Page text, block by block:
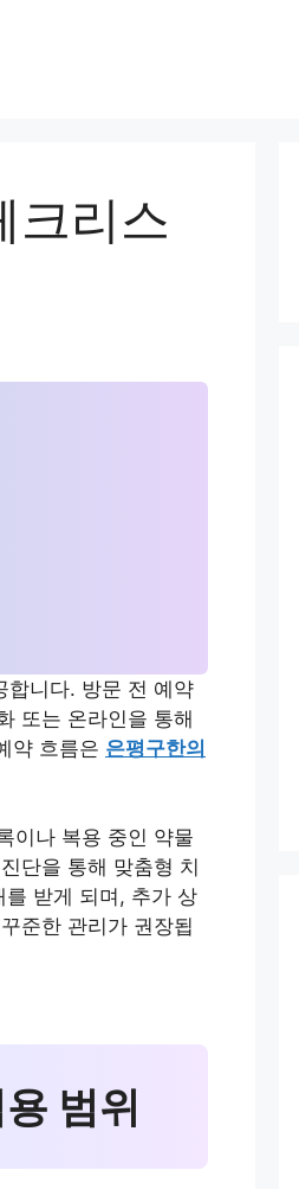
크리스
합니다. 방문 전 예약
또는 온라인을 통해
약 흐름은 은평구한의
이나 복용 중인 약물
단을 통해 맞춤형 치
받게 되며, 추가 상
준한 관리가 권장됩
범위